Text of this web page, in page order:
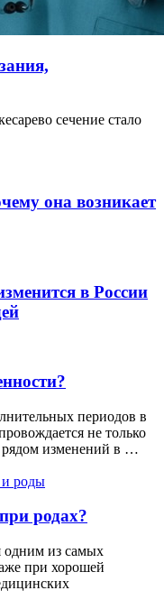
сечение стало
она возникает
в России
периодов в
не только
изменений в …
и роды
родах?
из самых
при хорошей